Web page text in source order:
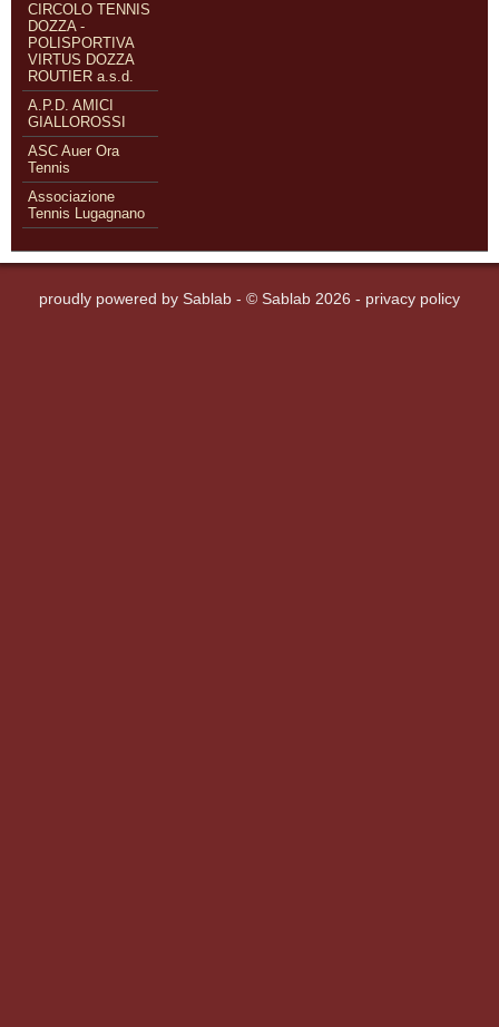
CIRCOLO TENNIS
DOZZA -
POLISPORTIVA
VIRTUS DOZZA
ROUTIER a.s.d.
A.P.D. AMICI
GIALLOROSSI
ASC Auer Ora
Tennis
Associazione
Tennis Lugagnano
proudly powered by Sablab - © Sablab 2026 - privacy policy